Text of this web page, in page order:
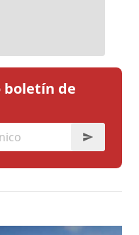
boletín de